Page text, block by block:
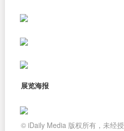
展览海报
© iDaily Media 版权所有，未经授